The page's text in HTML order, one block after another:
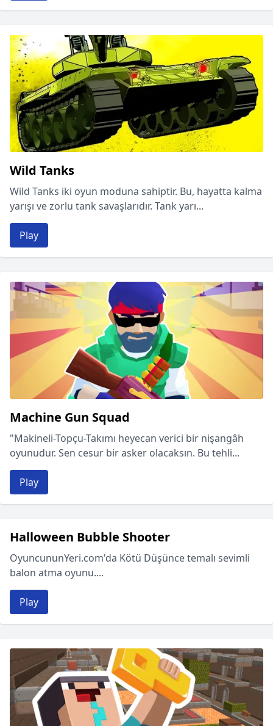
Wild Tanks
Wild Tanks iki oyun moduna sahiptir. Bu, hayatta kalma
yarışı ve zorlu tank savaşlarıdır. Tank yarı...
Play
Machine Gun Squad
"Makineli-Topçu-Takımı heyecan verici bir nişangâh
oyunudur. Sen cesur bir asker olacaksın. Bu tehli...
Play
Halloween Bubble Shooter
OyuncununYeri.com'da Kötü Düşünce temalı sevimli
balon atma oyunu....
Play